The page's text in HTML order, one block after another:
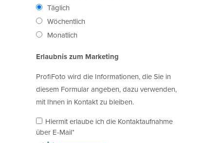
Täglich
Wöchentlich
Monatlich
Erlaubnis zum Marketing
ProfiFoto wird die Informationen, die Sie in
diesem Formular angeben, dazu verwenden,
mit Ihnen in Kontakt zu bleiben.
Hiermit erlaube ich die Kontaktaufnahme
über E-Mail*